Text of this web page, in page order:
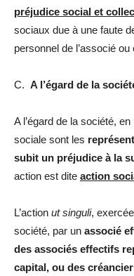
préjudice social et
sociaux due à une faute
personnel de l’associé
C. A l’égard de la
A l’égard de la société,
sociale sont les
subit un préjudice à la
action est dite action
L’action ut singuli,
société, par un associé
des associés effectifs
capital, ou des